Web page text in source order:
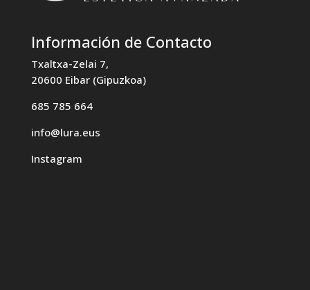
Información de Contacto
Txaltxa-Zelai 7,
20600 Eibar (Gipuzkoa)
685 785 664
info@lura.eus
Instagram